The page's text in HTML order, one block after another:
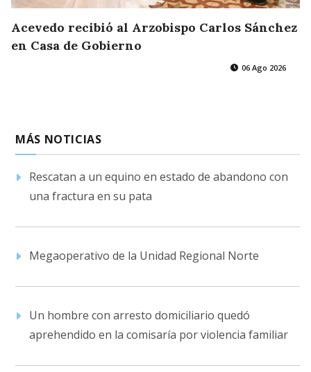
Acevedo recibió al Arzobispo Carlos Sánchez
en Casa de Gobierno
06 Ago 2026
MÁS NOTICIAS
Rescatan a un equino en estado de abandono con
una fractura en su pata
Megaoperativo de la Unidad Regional Norte
Un hombre con arresto domiciliario quedó
aprehendido en la comisaría por violencia familiar